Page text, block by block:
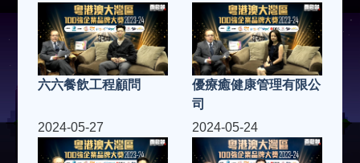
六六餐飲工程顧問
優療癒健康管理有限公
司
2024-05-27
2024-05-24